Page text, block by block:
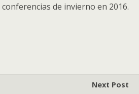
de invierno en 2016.
Next Post